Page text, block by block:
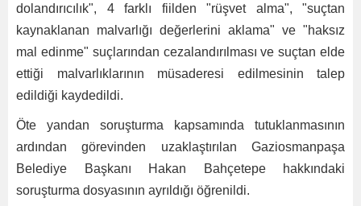
dolandırıcılık", 4 farklı fiilden "rüşvet alma", "suçtan
kaynaklanan malvarlığı değerlerini aklama" ve "haksız
mal edinme" suçlarından cezalandırılması ve suçtan elde
ettiği malvarlıklarının müsaderesi edilmesinin talep
edildiği kaydedildi.
Öte yandan soruşturma kapsamında tutuklanmasının
ardından görevinden uzaklaştırılan Gaziosmanpaşa
Belediye Başkanı Hakan Bahçetepe hakkındaki
soruşturma dosyasının ayrıldığı öğrenildi.